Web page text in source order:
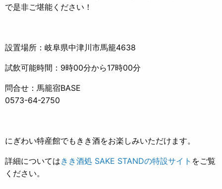
で是非ご堪能ください！
設置場所：岐阜県中津川市馬籠4638
試飲可能時間：9時00分から17時00分
問合せ：馬籠宿BASE
0573-64-2750
にぎわい特産館でもきき酒をお楽しみいただけます。
詳細についてはきき酒処 SAKE STANDの特設サイト をご覧
ください。